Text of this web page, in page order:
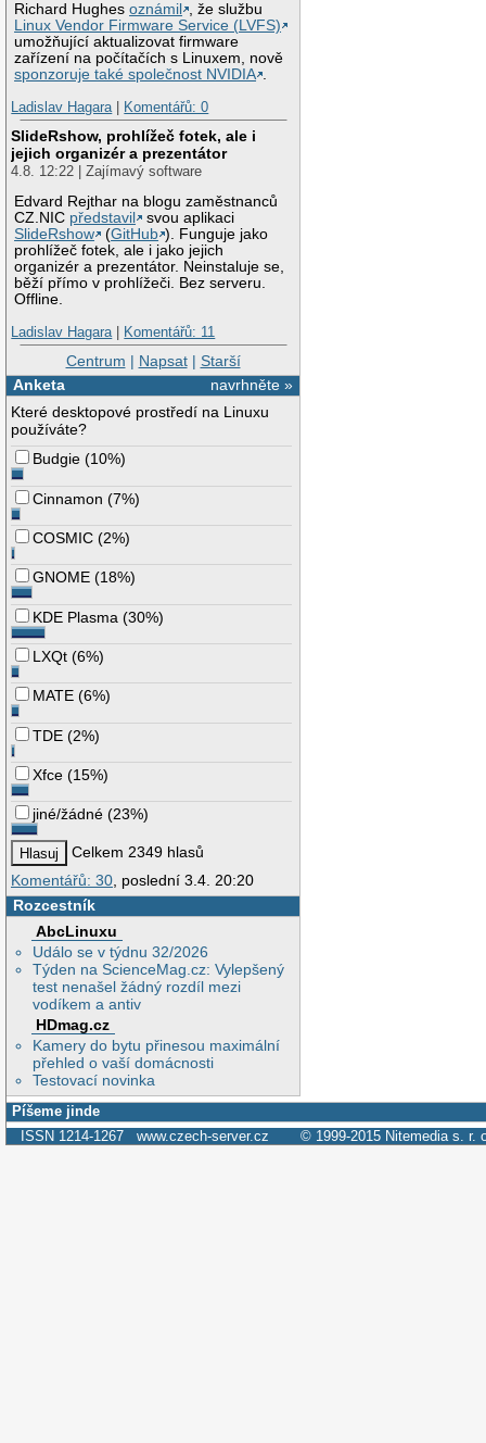
Richard Hughesoznámil
, že službu
Linux Vendor Firmware Service (LVFS)
umožňující aktualizovat firmware
zařízení na počítačích s Linuxem, nově
sponzoruje také společnost NVIDIA .
Ladislav Hagara| Komentářů: 0
SlideRshow, prohlížeč fotek, ale i
jejich organizér a prezentátor
4.8. 12:22 | Zajímavý software
Edvard Rejthar na blogu zaměstnanců
CZ.NIC představil
svou aplikaci
SlideRshow
(GitHub ). Funguje jako
prohlížeč fotek, ale i jako jejich
organizér a prezentátor. Neinstaluje se,
běží přímo v prohlížeči. Bez serveru.
Offline.
Ladislav Hagara| Komentářů: 11
Centrum | Napsat| Starší
navrhněte »
Anketa
Které desktopové prostředí na Linuxu
používáte?
Budgie (10%)
Cinnamon (7%)
COSMIC (2%)
GNOME (18%)
KDE Plasma (30%)
LXQt (6%)
MATE (6%)
TDE (2%)
Xfce (15%)
jiné/žádné (23%)
Celkem 2349 hlasů
Komentářů: 30 , poslední 3.4. 20:20
Rozcestník
AbcLinuxu
Událo se v týdnu 32/2026
Týden na ScienceMag.cz: Vylepšený
test nenašel žádný rozdíl mezi
vodíkem a antiv
HDmag.cz
Kamery do bytu přinesou maximální
přehled o vaší domácnosti
Testovací novinka
Píšeme jinde
ISSN 1214-1267 www.czech-server.cz © 1999-2015 Nitemedia s. r.